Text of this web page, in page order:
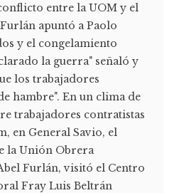
entre la UOM y el
apuntó a Paolo
y el congelamiento
la guerra" señaló y
los trabajadores
hambre". En un clima de
trabajadores contratistas
en General Savio, el
la Unión Obrera
Furlán, visitó el Centro
Fray Luis Beltrán